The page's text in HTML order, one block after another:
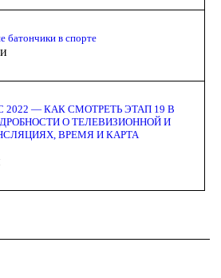
батончики в спорте
2022 — КАК СМОТРЕТЬ ЭТАП 19 В
О ТЕЛЕВИЗИОННОЙ И
ВРЕМЯ И КАРТА